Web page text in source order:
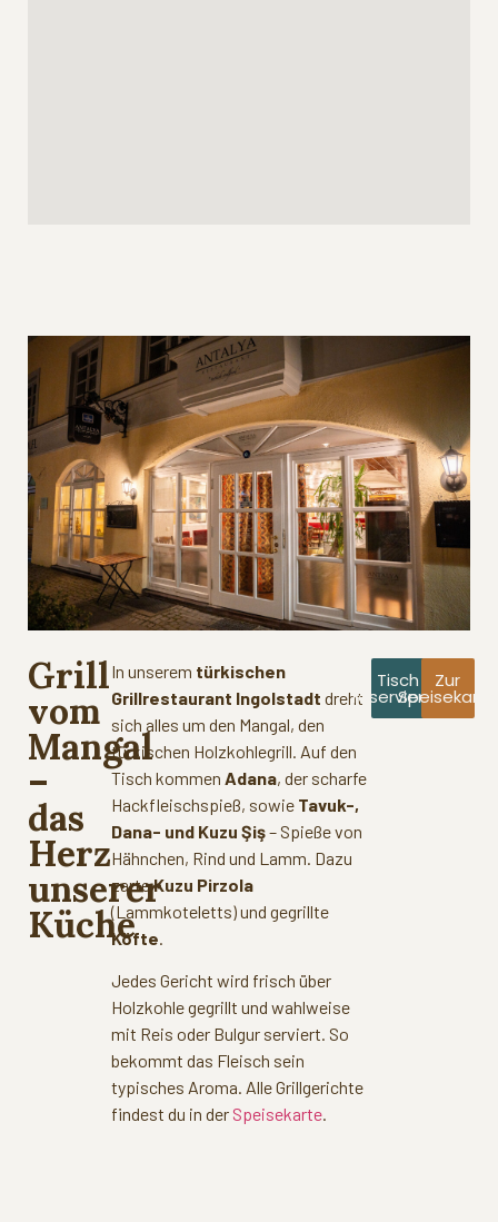
Grill
vom
Mangal
–
das
Herz
unserer
Küche
In unserem türkischen
Grillrestaurant Ingolstadt dreht
sich alles um den Mangal, den
türkischen Holzkohlegrill. Auf den
Tisch kommen Adana, der scharfe
Hackfleischspieß, sowie Tavuk-,
Dana- und Kuzu Şiş– Spieße von
Hähnchen, Rind und Lamm. Dazu
zarteKuzu Pirzola
(Lammkoteletts) und gegrillte
Köfte.
Jedes Gericht wird frisch über
Holzkohle gegrillt und wahlweise
mit Reis oder Bulgur serviert. So
bekommt das Fleisch sein
typisches Aroma. Alle Grillgerichte
findest du in der Speisekarte.
Tisch
reservieren
Zur
Speisekarte